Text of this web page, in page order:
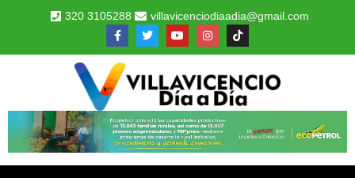
320 3105288 villavicenciodiaadia@gmail.com